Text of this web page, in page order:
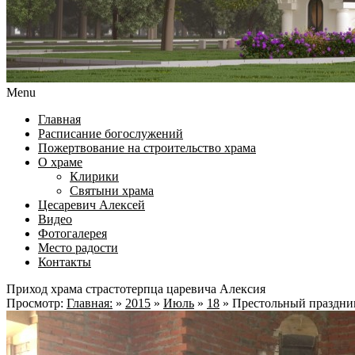
Menu
Главная
Расписание богослужений
Пожертвование на строительство храма
О храме
Клирики
Святыни храма
Цесаревич Алексей
Видео
Фотогалерея
Место радости
Контакты
Приход храма страстотерпца царевича Алексия
Просмотр: Главная: » 2015 » Июль » 18 » Престольный